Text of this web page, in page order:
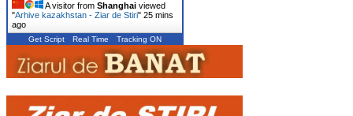
A visitor from Shanghai viewed
"Arhive kazakhstan - Ziar de Stiri" 25 mins
ago
Get Script Real Time Tracking ON